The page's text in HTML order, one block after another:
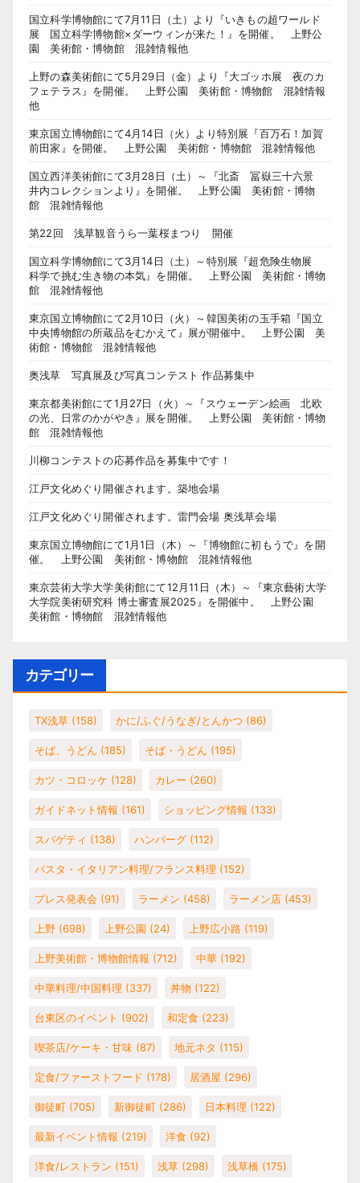
国立科学博物館にて7月11日（土）より『いきもの超ワールド
展 国立科学博物館×ダーウィンが来た！』を開催。 上野公
園 美術館・博物館 混雑情報他
上野の森美術館にて5月29日（金）より『大ゴッホ展 夜のカ
フェテラス』を開催。 上野公園 美術館・博物館 混雑情報
他
東京国立博物館にて4月14日（火）より特別展『百万石！加賀
前田家』を開催。 上野公園 美術館・博物館 混雑情報他
国立西洋美術館にて3月28日（土）～『北斎 冨嶽三十六景
井内コレクションより』を開催。 上野公園 美術館・博物
館 混雑情報他
第22回 浅草観音うら一葉桜まつり 開催
国立科学博物館にて3月14日（土）～特別展『超危険生物展
科学で挑む生き物の本気』を開催。 上野公園 美術館・博物
館 混雑情報他
東京国立博物館にて2月10日（火）～韓国美術の玉手箱『国立
中央博物館の所蔵品をむかえて』展が開催中。 上野公園 美
術館・博物館 混雑情報他
奥浅草 写真展及び写真コンテスト 作品募集中
東京都美術館にて1月27日（火）～『スウェーデン絵画 北欧
の光、日常のかがやき』展を開催。 上野公園 美術館・博物
館 混雑情報他
川柳コンテストの応募作品を募集中です！
江戸文化めぐり開催されます。築地会場
江戸文化めぐり開催されます。雷門会場 奥浅草会場
東京国立博物館にて1月1日（木）～『博物館に初もうで』を開
催。 上野公園 美術館・博物館 混雑情報他
東京芸術大学大学美術館にて12月11日（木）～『東京藝術大学
大学院美術研究科 博士審査展2025』を開催中。 上野公園
美術館・博物館 混雑情報他
カテゴリー
TX浅草 (158) かに/ふぐ/うなぎ/とんかつ (86)
そば、うどん (185) そば・うどん (195)
カツ・コロッケ (128) カレー (260)
ガイドネット情報 (161) ショッピング情報 (133)
スパゲティ (138) ハンバーグ (112)
パスタ・イタリアン料理/フランス料理 (152)
プレス発表会 (91) ラーメン (458) ラーメン店 (453)
上野 (698) 上野公園 (24) 上野広小路 (119)
上野美術館・博物館情報 (712) 中華 (192)
中華料理/中国料理 (337) 丼物 (122)
台東区のイベント (902) 和定食 (223)
喫茶店/ケーキ・甘味 (87) 地元ネタ (115)
定食/ファーストフード (178) 居酒屋 (296)
御徒町 (705) 新御徒町 (286) 日本料理 (122)
最新イベント情報 (219) 洋食 (92)
洋食/レストラン (151) 浅草 (298) 浅草橋 (175)